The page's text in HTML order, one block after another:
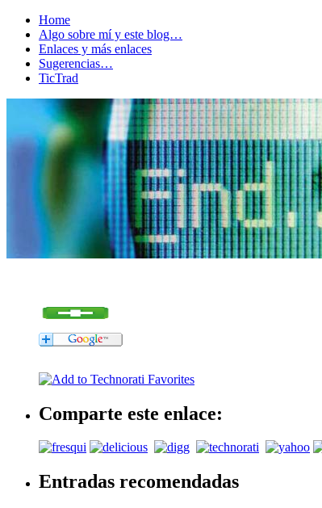
Home
Algo sobre mí y este blog…
Enlaces y más enlaces
Sugerencias…
TicTrad
Comparte este enlace:
Entradas recomendadas